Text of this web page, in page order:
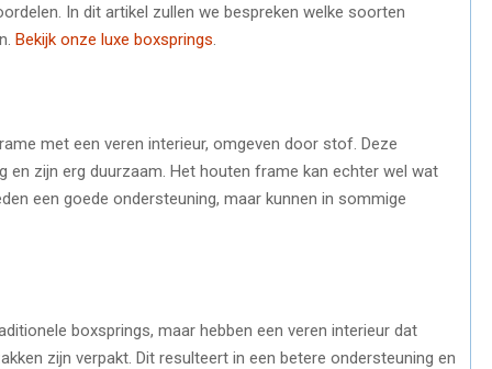
In dit artikel zullen we bespreken welke soorten
Bekijk onze luxe boxsprings
met een veren interieur, omgeven door stof. Deze
en zijn erg duurzaam. Het houten frame kan echter wel wat
een goede ondersteuning, maar kunnen in sommige
boxsprings, maar hebben een veren interieur dat
zijn verpakt. Dit resulteert in een betere ondersteuning en